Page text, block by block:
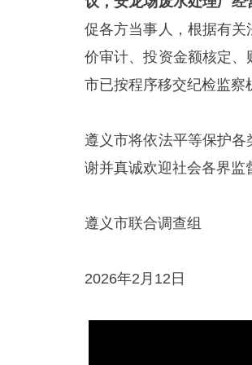
促各方当事人，根据有
价审计、投资金额核定
市已按程序移交纪检监察
遵义市将依法平等保护
谢并真诚欢迎社会各界监
遵义市联合调查组
2026年2月12日